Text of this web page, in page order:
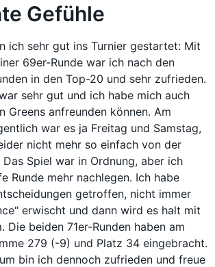
Gefühle
ich sehr gut ins Turnier gestartet: Mit
69er-Runde war ich nach den
in den Top-20 und sehr zufrieden.
sehr gut und ich habe mich auch
Greens anfreunden können. Am
war es ja Freitag und Samstag,
nicht mehr so einfach von der
Spiel war in Ordnung, aber ich
Runde mehr nachlegen. Ich habe
getroffen, nicht immer
erwischt und dann wird es halt mit
Die beiden 71er-Runden haben am
279 (-9) und Platz 34 eingebracht.
bin ich dennoch zufrieden und freue